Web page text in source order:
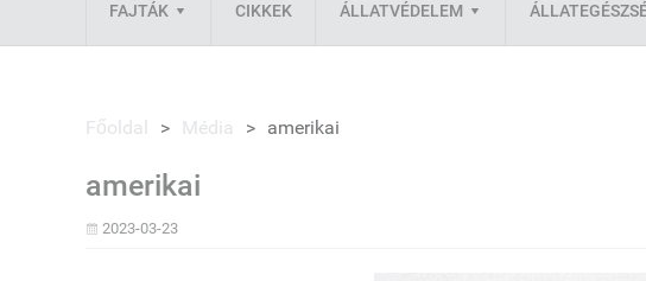
FAJTÁK CIKKEK ÁLLATVÉDELEM
Főoldal > Média > amerikai
amerikai
2023-03-23